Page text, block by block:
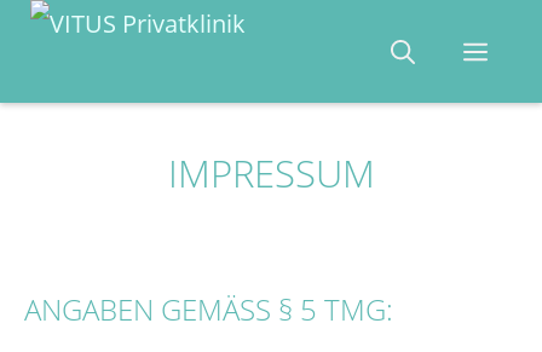
Zum
IMPRESSUM
ANGABEN GEMÄSS § 5 TMG: